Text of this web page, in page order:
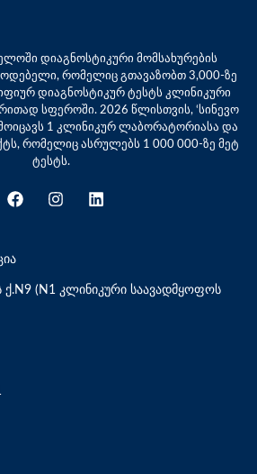
დიაგნოსტიკური მომსახურების
რომელიც გთავაზობთ 3,000-ზე
დიაგნოსტიკურ ტესტს კლინიკური
სფეროში. 2026 წლისთვის, ‘სინევო
1 კლინიკურ ლაბორატორიასა და
რომელიც ასრულებს 1 000 000-ზე მეტ
ტესტს.
ქ.N9 (N1 კლინიკური საავადმყოფოს